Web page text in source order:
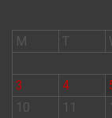
M
T
3
4
10
11